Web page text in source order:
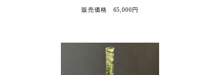
販売価格 65,000円